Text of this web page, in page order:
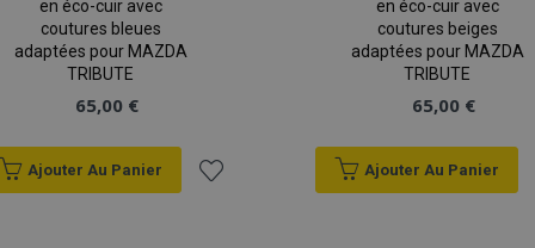
en éco-cuir avec
coutures bleues
adaptées pour MAZDA
TRIBUTE
65,00 €
Ajouter Au Panier
en éco-cuir avec
coutures beiges
adaptées pour MAZDA
TRIBUTE
65,00 €
Ajouter Au Panier
version
Adobe Inc.
www.vtvauto.eu
Suit la version des
local. Utilisé lorsque la
est configurée en tant que
(traduction côté vitrine).
Stocke les informations
que l'affichage de la liste de
informations de paiement,
Adobe Inc.
1 jour
Stocke les identifiants des